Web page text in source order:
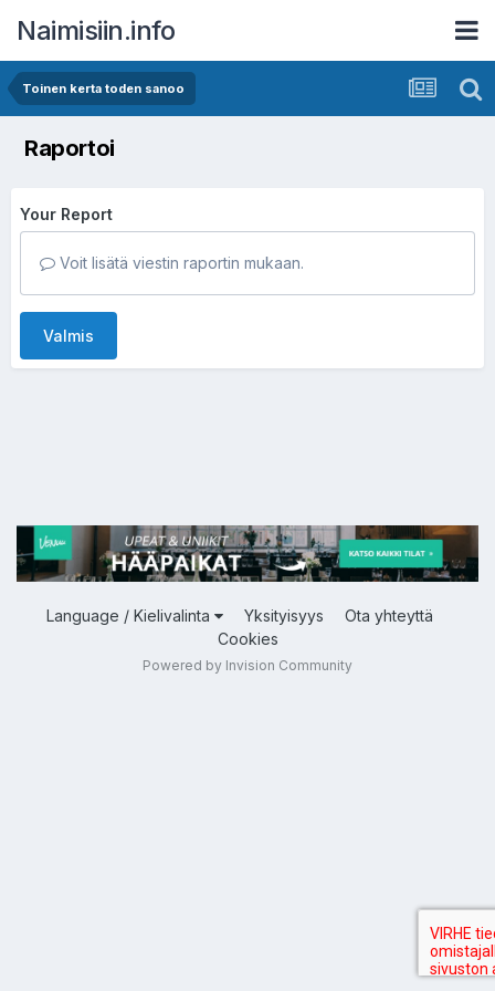
Naimisiin.info
Toinen kerta toden sanoo
Raportoi
Your Report
Voit lisätä viestin raportin mukaan.
Valmis
Language / Kielivalinta Yksityisyys
Ota yhteyttä
Cookies
Powered by Invision Community